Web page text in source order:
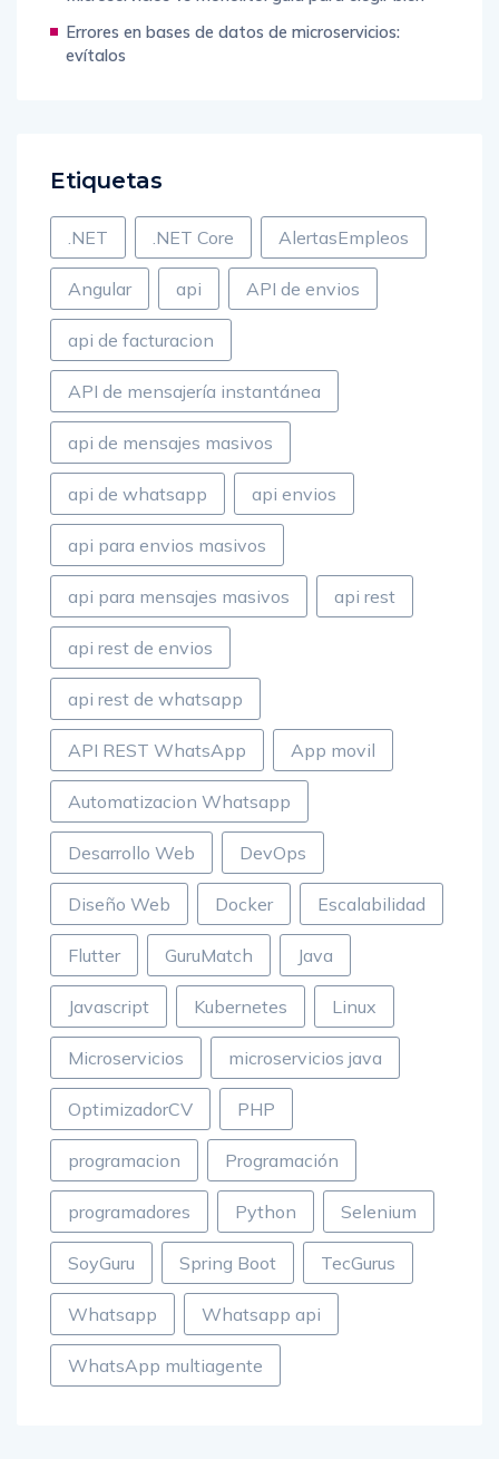
Errores en bases de datos de microservicios:
.NET .NET Core AlertasEmpleos
Angular api API de envios
api de facturacion
API de mensajería instantánea
api de mensajes masivos
api de whatsapp api envios
api para envios masivos
api para mensajes masivos api rest
api rest de envios
api rest de whatsapp
API REST WhatsApp App movil
Automatizacion Whatsapp
Desarrollo Web DevOps
Diseño Web Docker Escalabilidad
Flutter GuruMatch Java
Javascript Kubernetes Linux
Microservicios microservicios java
OptimizadorCV PHP
programacion Programación
programadores Python Selenium
SoyGuru Spring Boot TecGurus
Whatsapp Whatsapp api
WhatsApp multiagente